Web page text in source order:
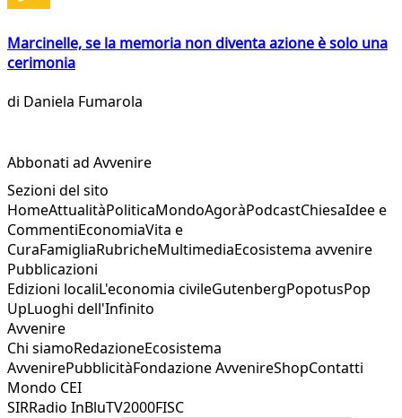
Marcinelle, se la memoria non diventa azione è solo una
cerimonia
di Daniela Fumarola
Abbonati ad Avvenire
Sezioni del sito
HomeAttualitàPoliticaMondoAgoràPodcastChiesaIdee e
CommentiEconomiaVita e
CuraFamigliaRubricheMultimediaEcosistema avvenire
Pubblicazioni
Edizioni localiL'economia civileGutenbergPopotusPop
UpLuoghi dell'Infinito
Avvenire
Chi siamoRedazioneEcosistema
AvvenirePubblicitàFondazione AvvenireShopContatti
Mondo CEI
SIRRadio InBluTV2000FISC